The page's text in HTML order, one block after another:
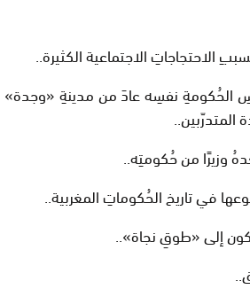
الاحتجاجاتِ الاجتماعية الكثيرة..
الحُكومةِ نفسِه عادَ من مدينةِ «وجدة»
المتدرّبين..
وزيرًا من حُكومتِه..
في تاريخ الحُكوماتِ المغربية..
إلى «طوقِ نجاة»..